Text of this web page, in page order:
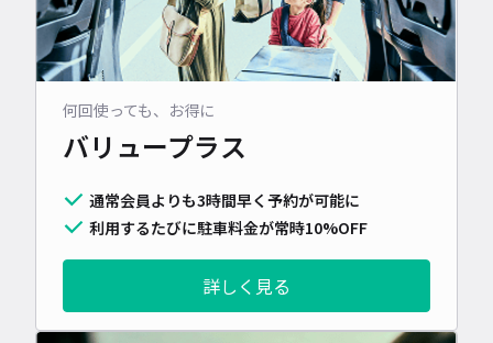
何回使っても、お得に
バリュープラス
通常会員よりも3時間早く予約が可能に
利用するたびに駐車料金が常時10%OFF
詳しく見る